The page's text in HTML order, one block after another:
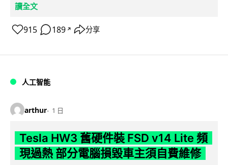
讀全文
915 189 ↗ 分享
人工智能
arthur 1 日
Tesla HW3 舊硬件裝 FSD v14 Lite 頻
現過熱 部分電腦損毀車主須自費維修